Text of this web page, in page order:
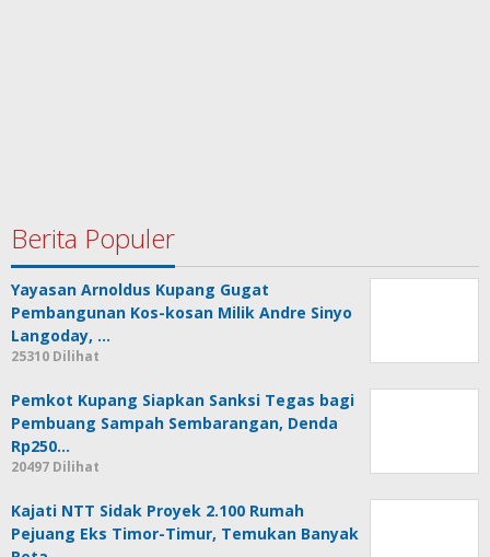
Berita Populer
Yayasan Arnoldus Kupang Gugat
Pembangunan Kos-kosan Milik Andre Sinyo
Langoday, …
25310 Dilihat
Pemkot Kupang Siapkan Sanksi Tegas bagi
Pembuang Sampah Sembarangan, Denda
Rp250…
20497 Dilihat
Kajati NTT Sidak Proyek 2.100 Rumah
Pejuang Eks Timor-Timur, Temukan Banyak